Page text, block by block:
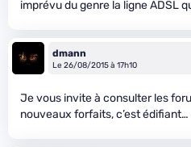
imprévu du genre la ligne ADSL
dmann
Le 26/08/2015 à 17h10
Je vous invite à consulter les
nouveaux forfaits, c’est édifiant…